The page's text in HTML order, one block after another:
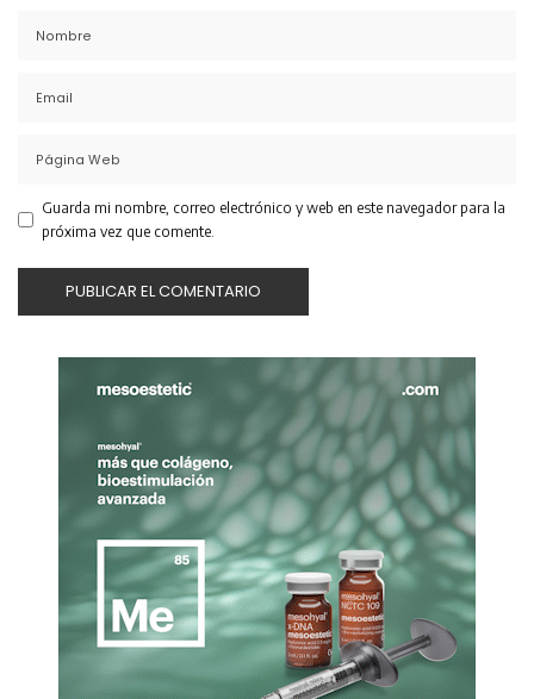
Guarda mi nombre, correo electrónico y web en este navegador para la
próxima vez que comente.